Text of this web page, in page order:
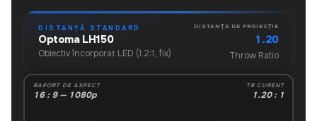
DISTANȚĂ STANDARD
Optoma LH150
Obiectiv încorporat LED (1.2:1, fix)
DISTANȚA DE PROIECȚIE
1.20
Throw Ratio
RAPORT DE ASPECT
16 : 9 — 1080p
TR CURENT
1.20 : 1